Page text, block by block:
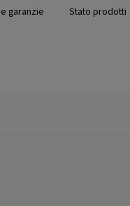
e garanzie Stato prodotti